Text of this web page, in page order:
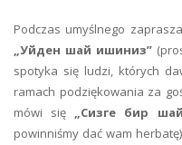
Podczas umyślnego
„Уйден шай ишиниз”
spotyka się ludzi, których
ramach podziękowania za
mówi się „Сизге бир
powinniśmy dać wam